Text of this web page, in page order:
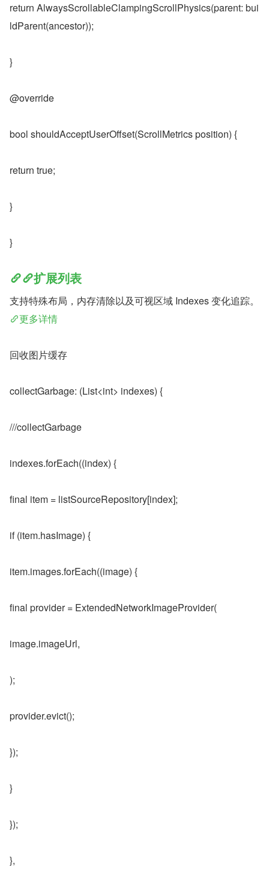
return AlwaysScrollableClampingScrollPhysics(parent: bui
ldParent(ancestor));
}
@override
bool shouldAcceptUserOffset(ScrollMetrics position) {
return true;
}
}
扩展列表
支持特殊布局，内存清除以及可视区域 Indexes 变化追踪。
更多详情
回收图片缓存
collectGarbage: (List<int> indexes) {
///collectGarbage
indexes.forEach((index) {
final item = listSourceRepository[index];
if (item.hasImage) {
item.images.forEach((image) {
final provider = ExtendedNetworkImageProvider(
image.imageUrl,
);
provider.evict();
});
}
});
},